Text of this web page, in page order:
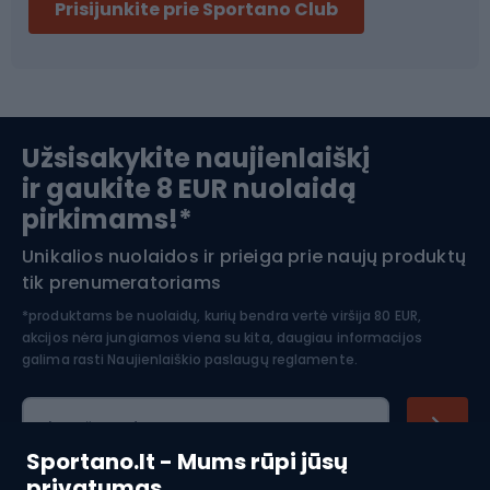
Sportano.lt - Mums rūpi jūsų
pratimus. Pasipriešinimo gumos rankenos leidžia saugiai ir
patogiai suimti gumas, o tai labai svarbu norint tinkamai
traumų rizika. Rankenos taip pat leidžia atlikti įvairesnius
pratimus, pavyzdžiui, traukiant gumas skirtingomis
kryptimis, taip įdarbinant skirtingas raumenų grupes.
Pasipriešinimo juostos su rankenomis idealiai tinka
mankštintis namuose arba keliaujant, nes jos užima
mažai vietos ir yra lengvai transportuojamos. Su jomis
galima atlikti viso kūno treniruotę nenaudojant sunkios
treniruočių metodams.
Slidinėjimas
Apranga žiemos sportui
Šiaurietiškas ėjimas
Prisijunkite prie Sportano Club
Užsisakykite naujienlaiškį
ir gaukite 8 EUR nuolaidą
pirkimams!*
Unikalios nuolaidos ir prieiga prie naujų produktų
tik prenumeratoriams
*produktams be nuolaidų, kurių bendra vertė viršija 80 EUR,
akcijos nėra jungiamos viena su kita, daugiau informacijos
galima rasti Naujienlaiškio paslaugų reglamente.
El. pašto adresas